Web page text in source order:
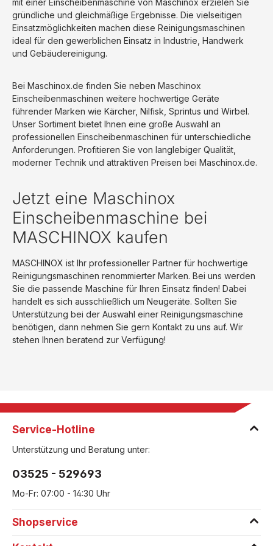
mit einer Einscheibenmaschine von Maschinox erzielen Sie
gründliche und gleichmäßige Ergebnisse. Die vielseitigen
Einsatzmöglichkeiten machen diese Reinigungsmaschinen
ideal für den gewerblichen Einsatz in Industrie, Handwerk
und Gebäudereinigung.
Bei Maschinox.de finden Sie neben Maschinox
Einscheibenmaschinen weitere hochwertige Geräte
führender Marken wie Kärcher, Nilfisk Sprintus und Wirbel.
Unser Sortiment bietet Ihnen eine große Auswahl an
professionellen Einscheibenmaschinen für unterschiedliche
Anforderungen. Profitieren Sie von langlebiger Qualität,
moderner Technik und attraktiven Preisen bei Maschinox.de.
Jetzt eine Maschinox
Einscheibenmaschine bei
MASCHINOX kaufen
MASCHINOX ist Ihr professioneller Partner für hochwertige
Reinigungsmaschinen renommierter Marken. Bei uns werden
Sie die passende Maschine für Ihren Einsatz finden! Dabei
handelt es sich ausschließlich um Neugeräte. Sollten Sie
Unterstützung bei der Auswahl einer Reinigungsmaschine
benötigen, dann nehmen Sie gern Kontakt zu uns auf. Wir
stehen Ihnen beratend zur Verfügung!
Service-Hotline
Unterstützung und Beratung unter:
03525 - 529693
Mo-Fr: 07:00 - 14:30 Uhr
Shopservice